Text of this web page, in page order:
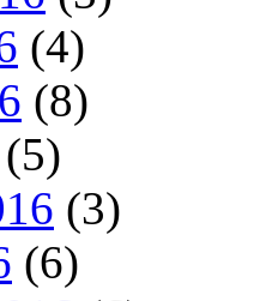
(4)
(8)
(5)
(3)
(6)